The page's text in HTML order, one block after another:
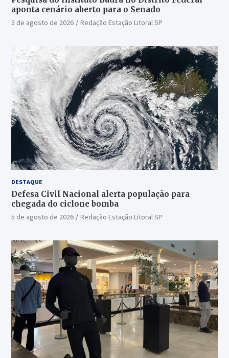
aponta cenário aberto para o Senado
5 de agosto de 2026 Redação Estação Litoral SP
DESTAQUE
Defesa Civil Nacional alerta população para
chegada do ciclone bomba
5 de agosto de 2026 Redação Estação Litoral SP